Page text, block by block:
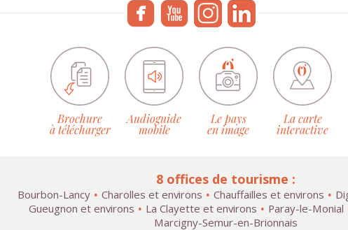
Brochure
à télécharger
Audioguide
mobile
Le pays
en image
La carte
interactive
8 offices de tourisme :
Bourbon-Lancy Charolles et environs Chauffailles et environs
Gueugnon et environs
La Clayette et environs Paray-le-Monial
Marcigny-Semur-en-Brionnais